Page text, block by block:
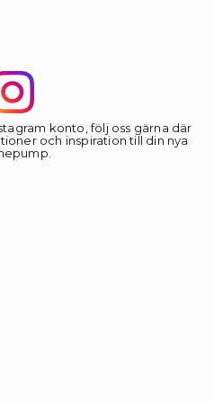
konto, följ oss gärna där
och inspiration till din nya